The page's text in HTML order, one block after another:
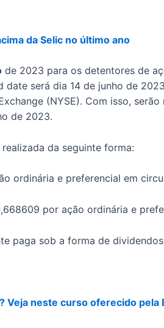
da Selic no último ano
de 2023 para os detentores de
date será dia 14 de junho de
(NYSE). Com isso,
de 2023.
da seguinte forma:
ordinária e preferencial em
por ação ordinária e
paga sob a forma de
Veja neste curso oferecido pela